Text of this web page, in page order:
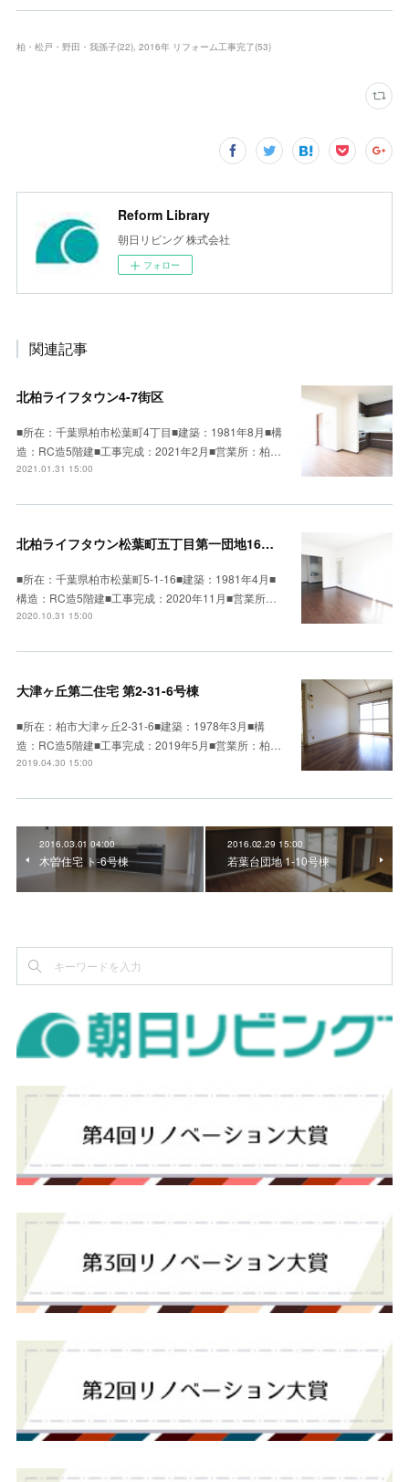
柏・松戸・野田・我孫子(22) 2016年 リフォーム工事完了(53)
Reform Library
朝日リビング 株式会社
フォロー
関連記事
北柏ライフタウン4-7街区
■所在：千葉県柏市松葉町4丁目■建築：1981年8月■構
造：RC造5階建■工事完成：2021年2月■営業所：柏…
2021.01.31 15:00
北柏ライフタウン松葉町五丁目第一団地16号棟
■所在：千葉県柏市松葉町5-1-16■建築：1981年4月■
構造：RC造5階建■工事完成：2020年11月■営業所…
2020.10.31 15:00
大津ヶ丘第二住宅 第2-31-6号棟
■所在：柏市大津ヶ丘2-31-6■建築：1978年3月■構
造：RC造5階建■工事完成：2019年5月■営業所：柏…
2019.04.30 15:00
2016.03.01 04:00
木曽住宅 ト-6号棟
2016.02.29 15:00
若葉台団地 1-10号棟